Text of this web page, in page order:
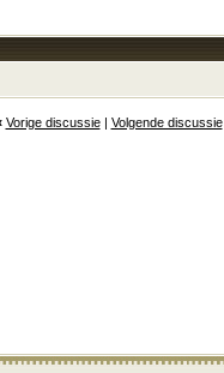
Vorige discussie| Volgende discussie